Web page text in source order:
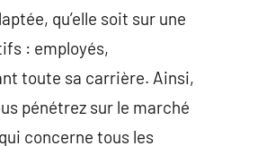
qu’elle soit sur une
: employés,
toute sa carrière. Ainsi,
pénétrez sur le marché
concerne tous les